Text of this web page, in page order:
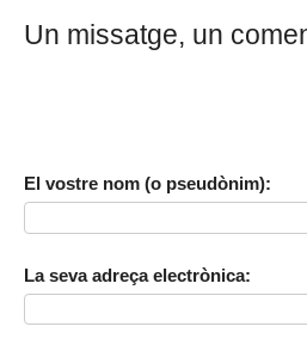
Un missatge, un
El vostre nom (o pseudònim):
La seva adreça electrònica: